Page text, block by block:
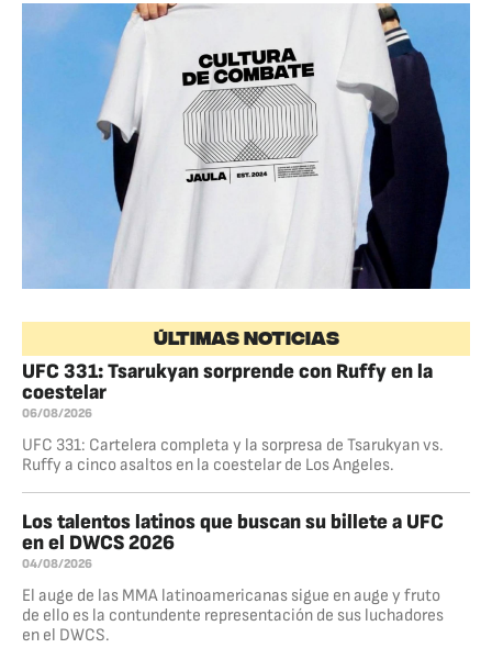
ÚLTIMAS NOTICIAS
UFC 331: Tsarukyan sorprende con Ruffy en la
coestelar
06/08/2026
UFC 331: Cartelera completa y la sorpresa de Tsarukyan vs.
Ruffy a cinco asaltos en la coestelar de Los Angeles.
Los talentos latinos que buscan su billete a UFC
en el DWCS 2026
04/08/2026
El auge de las MMA latinoamericanas sigue en auge y fruto
de ello es la contundente representación de sus luchadores
en el DWCS.